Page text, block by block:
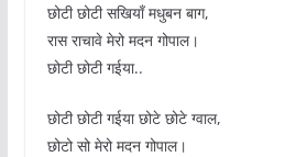
छोटी छोटी सखियाँ मधुबन बाग,
रास राचावे मेरो मदन गोपाल।
छोटी छोटी गईया..
छोटी छोटी गईया छोटे छोटे ग्वाल,
छोटो सो मेरो मदन गोपाल।